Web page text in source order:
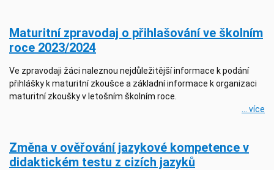
Maturitní zpravodaj o přihlašování ve školním
roce 2023/2024
Ve zpravodaji žáci naleznou nejdůležitější informace k podání
přihlášky k maturitní zkoušce a základní informace k organizaci
maturitní zkoušky v letošním školním roce.
... více
Změna v ověřování jazykové kompetence v
didaktickém testu z cizích jazyků